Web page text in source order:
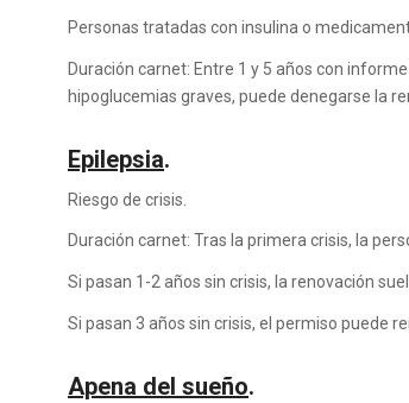
Personas tratadas con insulina o
Duración carnet: Entre 1 y 5 años con
hipoglucemias graves, puede denegarse la
Epilepsia.
Riesgo de crisis.
Duración carnet: Tras la primera crisis, la
Si pasan 1-2 años sin crisis, la renovación
Si pasan 3 años sin crisis, el permiso puede
Apena del sueño.